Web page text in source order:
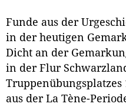
Funde aus der
in der heutigen
Dicht an der
in der Flur
aus der La Tène-